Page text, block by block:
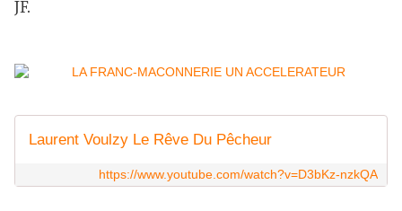
JF.
Laurent Voulzy Le Rêve Du Pêcheur
https://www.youtube.com/watch?v=D3bKz-nzkQA